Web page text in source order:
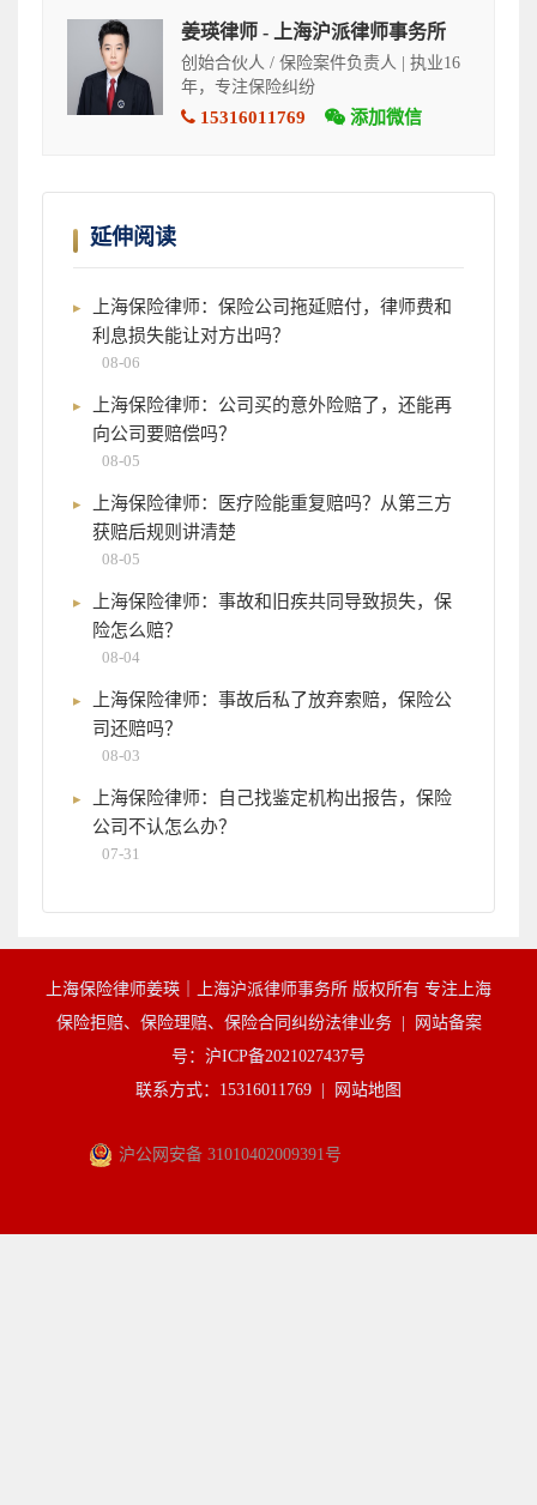
姜瑛律师 - 上海沪派律师事务所
创始合伙人 / 保险案件负责人 | 执业16
年，专注保险纠纷
15316011769 添加微信
延伸阅读
上海保险律师：保险公司拖延赔付，律师费和
利息损失能让对方出吗？
08-06
上海保险律师：公司买的意外险赔了，还能再
向公司要赔偿吗？
08-05
上海保险律师：医疗险能重复赔吗？从第三方
获赔后规则讲清楚
08-05
上海保险律师：事故和旧疾共同导致损失，保
险怎么赔？
08-04
上海保险律师：事故后私了放弃索赔，保险公
司还赔吗？
08-03
上海保险律师：自己找鉴定机构出报告，保险
公司不认怎么办？
07-31
上海保险律师姜瑛｜上海沪派律师事务所 版权所有 专注上海
保险拒赔、保险理赔、保险合同纠纷法律业务 |
网站备案
号：沪ICP备2021027437号
联系方式：15316011769 |
网站地图
沪公网安备 31010402009391号